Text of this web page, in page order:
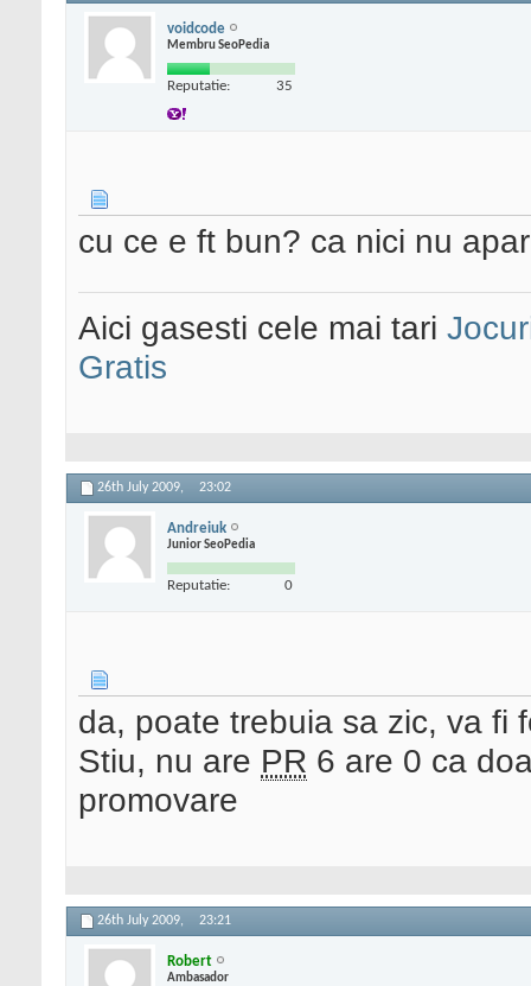
voidcode
Membru SeoPedia
Reputatie: 35
cu ce e ft bun? ca nici nu
Aici gasesti cele mai tari
Gratis
26th July 2009, 23:02
Andreiuk
Junior SeoPedia
Reputatie: 0
da, poate trebuia sa zic, va fi
Stiu, nu are PR 6 are 0 ca
promovare
26th July 2009, 23:21
Robert
Ambasador